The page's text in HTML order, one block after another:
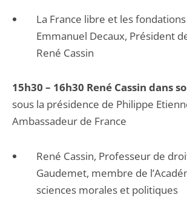
La France libre et les
Emmanuel Decaux, Président
René Cassin
15h30 – 16h30 René Cassin dans
sous la présidence de Philippe
Ambassadeur de France
René Cassin, Professeur de
Gaudemet, membre de
sciences morales et politiques